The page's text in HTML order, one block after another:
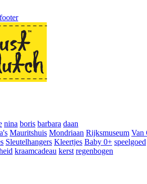
nina boris barbara daan
Mauritshuis Mondriaan Rijksmuseum Van
Sleutelhangers Kleertjes Baby 0+ speelgoed
kraamcadeau kerst regenbogen